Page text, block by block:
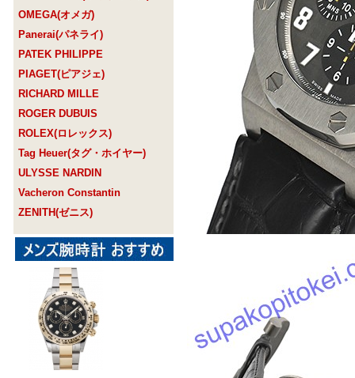
OMEGA(オメガ)
Panerai(パネライ)
PATEK PHILIPPE
PIAGET(ピアジェ)
RICHARD MILLE
ROGER DUBUIS
ROLEX(ロレックス)
Tag Heuer(タグ・ホイヤー)
ULYSSE NARDIN
Vacheron Constantin
ZENITH(ゼニス)